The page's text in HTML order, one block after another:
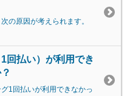
の原因が考えられます。
回払い）が利用でき
1回払いが利用できなかっ